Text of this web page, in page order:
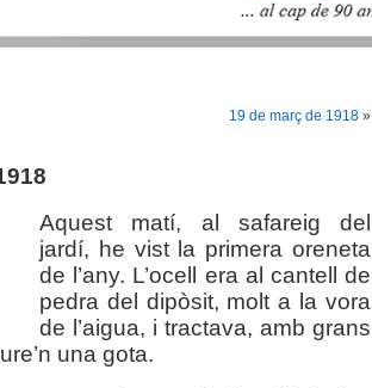
19 de març de 1918 »
Aquest matí, al safareig del
jardí, he vist la primera oreneta
de l’any. L’ocell era al cantell de
pedra del dipòsit, molt a la vora
de l’aigua, i tractava, amb grans
una gota.